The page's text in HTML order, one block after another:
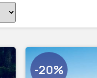
-20%